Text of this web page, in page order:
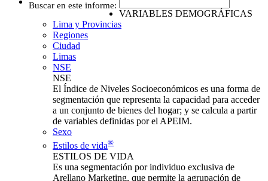
Buscar en este informe:
VARIABLES DEMOGRÁFICAS
Lima y Provincias
Regiones
Ciudad
Limas
NSE
NSE
El Índice de Niveles Socioeconómicos es una forma de
segmentación que representa la capacidad para acceder
a un conjunto de bienes del hogar; y se calcula a partir
de variables definidas por el APEIM.
Sexo
Estilos de vida®
ESTILOS DE VIDA
Es una segmentación por individuo exclusiva de
Arellano Marketing, que permite la agrupación de